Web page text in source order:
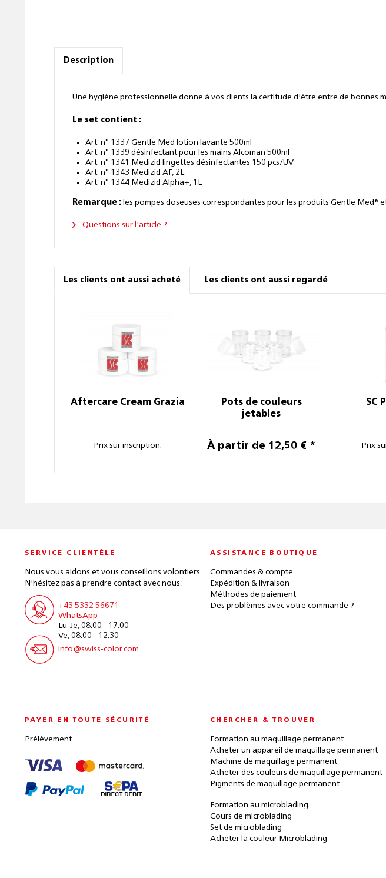
Description
Une hygiène professionnelle donne à vos clients la certitude d'être entre de bonnes
Le set contient :
Art. n° 1337 Gentle Med lotion lavante 500ml
Art. n° 1339 désinfectant pour les mains Alcoman 500ml
Art. n° 1341 Medizid lingettes désinfectantes 150 pcs/UV
Art. n° 1343 Medizid AF, 2L
Art. n° 1344 Medizid Alpha+, 1L
Remarque : les pompes doseuses correspondantes pour les produits Gentle Med®
Questions sur l'article ?
Les clients ont aussi acheté Les clients ont aussi regardé
Aftercare Cream Grazia
Prix sur inscription.
Pots de couleurs
jetables
À partir de 12,50 € *
SC
Prix
SERVICE CLIENTÈLE
Nous vous aidons et vous conseillons volontiers.
N'hésitez pas à prendre contact avec nous :
+43 5332 56671
WhatsApp
Lu-Je, 08:00 - 17:00
Ve, 08:00 - 12:30
info@swiss-color.com
ASSISTANCE BOUTIQUE
Commandes & compte
Expédition & livraison
Méthodes de paiement
Des problèmes avec votre commande ?
PAYER EN TOUTE SÉCURITÉ
Prélèvement
CHERCHER & TROUVER
Formation au maquillage permanent
Acheter un appareil de maquillage permanent
Machine de maquillage permanent
Acheter des couleurs de maquillage permanent
Pigments de maquillage permanent
Formation au microblading
Cours de microblading
Set de microblading
Acheter la couleur Microblading